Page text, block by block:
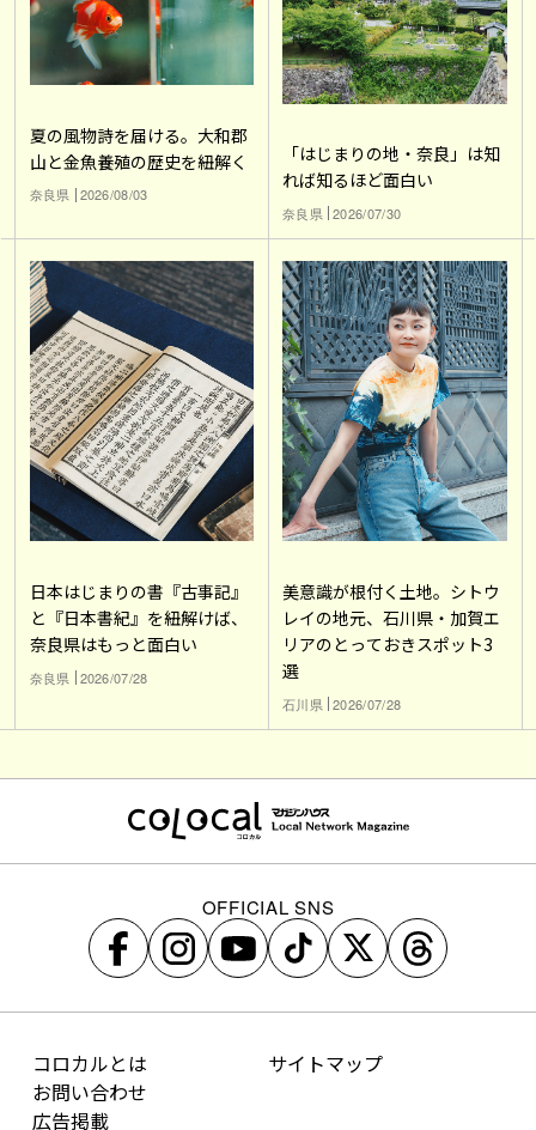
夏の風物詩を届ける。大和郡
山と金魚養殖の歴史を紐解く
奈良県 2026/08/03
「はじまりの地・奈良」は知
れば知るほど面白い
奈良県 2026/07/30
日本はじまりの書『古事記』
と『日本書紀』を紐解けば、
奈良県はもっと面白い
奈良県 2026/07/28
美意識が根付く土地。シトウ
レイの地元、石川県・加賀エ
リアのとっておきスポット3
選
石川県 2026/07/28
OFFICIAL SNS
コロカルとは
お問い合わせ
広告掲載
サイトマップ